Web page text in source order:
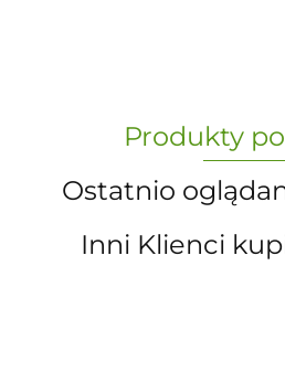
„Paula” S.C.
Sławomir
Produkty
Ostatnio
Inni Klienci